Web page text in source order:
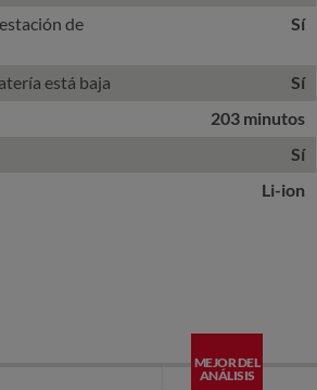
de
Sí
está baja
Sí
203 minutos
Sí
Li-ion
MEJOR DEL
ANÁLISIS